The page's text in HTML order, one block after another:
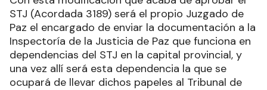
STJ (Acordada 3189) será el propio Juzgado de
Paz el encargado de enviar la documentación a la
Inspectoría de la Justicia de Paz que funciona en
dependencias del STJ en la capital provincial, y
una vez allí será esta dependencia la que se
ocupará de llevar dichos papeles al Tribunal de